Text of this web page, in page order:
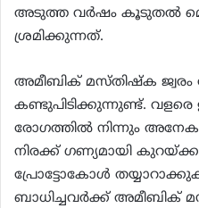
അടുത്ത വര്‍ഷം കൂടുതല്‍
ശ്രമിക്കുന്നത്.
അമീബിക് മസ്തിഷ്‌ക ജ്വരം
കണ്ടുപിടിക്കുന്നുണ്ട്.
രോഗത്തില്‍ നിന്നും
നിരക്ക് ഗണ്യമായി
പ്രോട്ടോകോള്‍
ബാധിച്ചവര്‍ക്ക് അമീബിക്